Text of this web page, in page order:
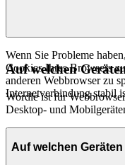
Wenn Sie Probleme
Cookies Ihres Browsers
anderen Webbrowser zu
Internetverbindung stabil
Auf welchen
Wordle ist für
Desktop- und
Auf welchen